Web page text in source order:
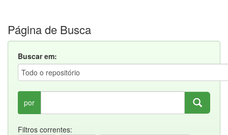
Página de Busca
Buscar em:
por
Filtros correntes: